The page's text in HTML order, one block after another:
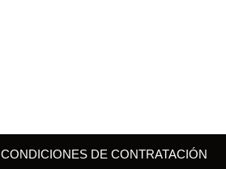
CONDICIONES DE CONTRATACIÓN